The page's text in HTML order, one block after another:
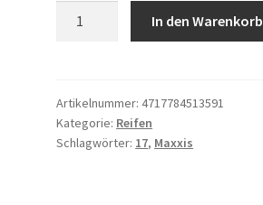
J
120/70
ZR
In den Warenkorb
Artikelnummer:4717784513591
Kategorie: Reifen
Schlagwörter: 17, Maxxis